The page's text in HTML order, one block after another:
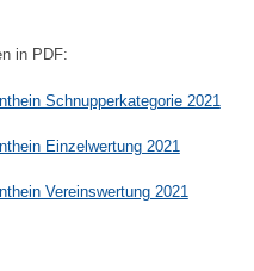
in PDF:
Schnupperkategorie 2021
Einzelwertung 2021
Vereinswertung 2021